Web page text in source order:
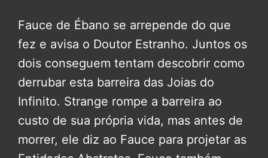
Fauce de Ébano se arrepende do que
fez e avisa o Doutor Estranho. Juntos os
dois conseguem tentam descobrir como
derrubar esta barreira das Joias do
Infinito. Strange rompe a barreira ao
custo de sua própria vida, mas antes de
morrer, ele diz ao Fauce para projetar as